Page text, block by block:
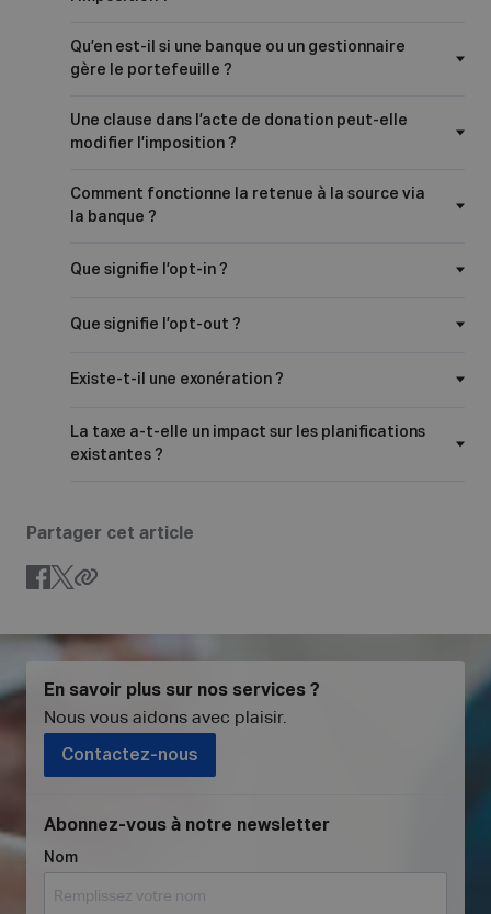
Qu’en est-il si une banque ou un gestionnaire
gère le portefeuille ?
Une clause dans l’acte de donation peut-elle
modifier l’imposition ?
Comment fonctionne la retenue à la source via
la banque ?
Que signifie l’opt-in ?
Que signifie l’opt-out ?
Existe-t-il une exonération ?
La taxe a-t-elle un impact sur les planifications
existantes ?
Partager cet article
En savoir plus sur nos services ?
Nous vous aidons avec plaisir.
Contactez-nous
Abonnez-vous à notre newsletter
Nom